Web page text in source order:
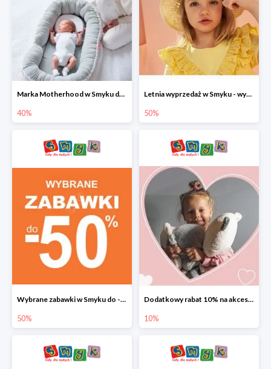
Marka Motherhood w Smyku do -40%
40%
Letnia wyprzedaż w Smyku - wybrane ubrania i buty do -50%
50%
Wybrane zabawki w Smyku do -50%
50%
Dodatkowy rabat 10% na akcesoria dziecięce
10%